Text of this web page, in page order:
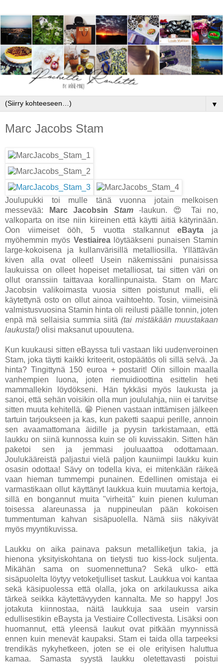
▼
Marc Jacobs Stam
Joulupukki toi mulle tänä vuonna jotain melkoisen
messevää:
Marc Jacobsin Stam
-laukun. 😍 Tai no,
valkoparta on itse niin kiireinen että käytti äitiä kätyrinään.
Oon viimeiset ööh, 5 vuotta stalkannut eBaytaja
myöhemmin myös Vestiairealöytääkseni punaisen Stamin
large-kokoisena ja kullanvärisillä metalliosilla. Yllättävän
kiven alla ovat olleet! Usein näkemissäni punaisissa
laukuissa on olleet hopeiset metalliosat, tai sitten väri on
ollut oranssiin taittavaa korallinpunaista. Stam on Marc
Jacobsin valikoimasta vuosia sitten poistunut malli, eli
käytettynä osto on ollut ainoa vaihtoehto. Tosin, viimeisinä
valmistusvuosina Stamin hinta oli reilusti päälle tonnin, joten
enpä mä sellaisia summia siitä(tai mistäkään muustakaan
laukusta!) olisi maksanut upouutena.
Kun kuukausi sitten eBayssa tuli vastaan liki uudenveroinen
Stam, joka täytti kaikki kriteerit, ostopäätös oli sillä selvä. Ja
hinta? Tingittynä 150 euroa + postarit! Olin silloin maalla
vanhempien luona, joten riemuidioottina esittelin heti
mammallekin löydökseni. Hän tykkäsi myös laukusta ja
sanoi, että sehän voisikin olla mun joululahja, niin ei tarvitse
sitten muuta kehitellä. 😁 Pienen vastaan inttämisen jälkeen
tartuin tarjoukseen ja kas, kun paketti saapui perille, annoin
sen avaamattomana äidille ja pyysin tarkistamaan, että
laukku on siinä kunnossa kuin se oli kuvissakin. Sitten hän
paketoi sen ja jemmasi jouluaattoa odottamaan.
Joulukääreistä paljastui vielä paljon kauniimpi laukku kuin
osasin odottaa! Sävy on todella kiva, ei mitenkään räikeä
vaan hieman tummempi punainen. Edellinen omistaja ei
varmastikaan ollut käyttänyt laukkua kuin muutamia kertoja,
sillä en bongannut muita "virheitä" kuin pienen kuluman
toisessa alareunassa ja nuppineulan pään kokoisen
tummentuman kahvan sisäpuolella. Nämä siis näkyivät
myös myyntikuvissa.
Laukku on aika painava paksun metalliketjun takia, ja
hienona yksityiskohtana on tietysti tuo kiss-lock suljenta.
Mikähän sama on suomennettuna? Sekä ulko- että
sisäpuolelta löytyy vetoketjulliset taskut. Laukkua voi kantaa
sekä käsipuolessa että olalla, joka on arkilaukussa aika
tärkeä seikka käytettävyyden kannalta. Me so happy! Jos
jotakuta kiinnostaa, näitä laukkuja saa usein varsin
edullisestikin eBaysta ja Vestiaire Collectivesta. Lisäksi oon
huomannut, että yleensä laukut ovat pitkään myynnissä
ennen kuin menevät kaupaksi. Stam ei taida olla tarpeeksi
trendikäs nykyhetkeen, joten se ei ole erityisen haluttua
kamaa. Samasta syystä laukku oletettavasti poistui